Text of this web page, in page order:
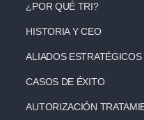
¿POR QUÉ TRI?
HISTORIA Y CEO
ALIADOS ESTRATÉGICOS
CASOS DE ÉXITO
AUTORIZACIÓN